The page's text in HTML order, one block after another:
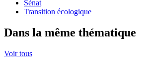
Sénat
Transition écologique
Dans la même thématique
Voir tous